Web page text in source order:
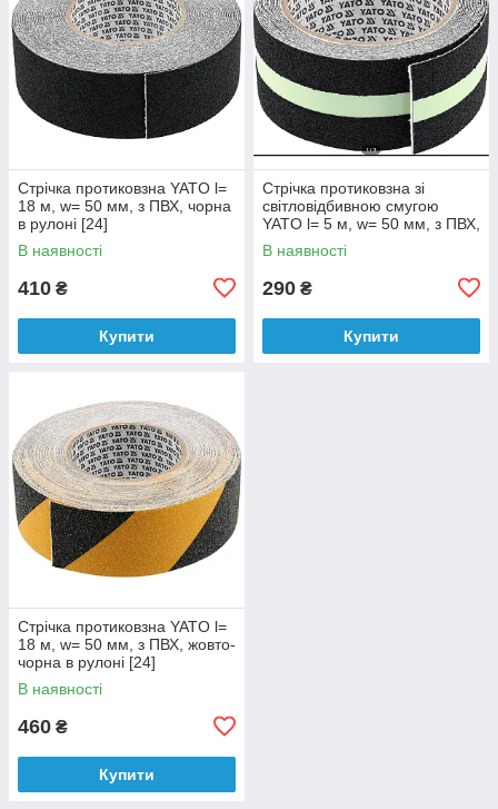
Стрічка протиковзна YATO l=
18 м, w= 50 мм, з ПВХ, чорна
в рулоні [24]
В наявності
410 ₴
Купити
Стрічка протиковзна зі
світловідбивною смугою
YATO l= 5 м, w= 50 мм, з ПВХ,
чорна в рулоні [72]
В наявності
290 ₴
Купити
Стрічка протиковзна YATO l=
18 м, w= 50 мм, з ПВХ, жовто-
чорна в рулоні [24]
В наявності
460 ₴
Купити